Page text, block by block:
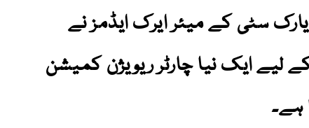
سٹی کے میئر ایرک ایڈمز نے
لیے ایک نیا چارٹر ریویژن کمیشن
ہے۔